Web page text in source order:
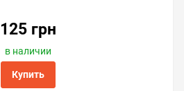
125 грн
в наличии
Купить